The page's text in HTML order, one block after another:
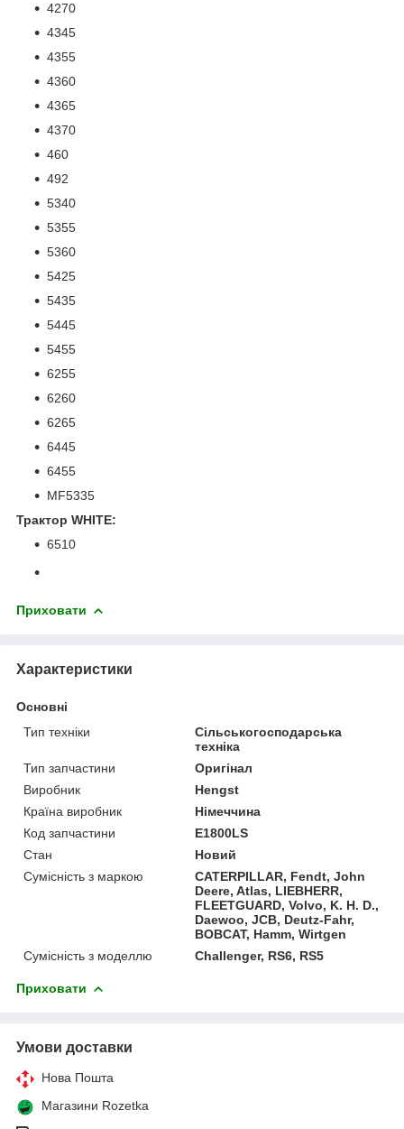
4270
4345
4355
4360
4365
4370
460
492
5340
5355
5360
5425
5435
5445
5455
6255
6260
6265
6445
6455
MF5335
Трактор WHITE:
6510
Приховати
Характеристики
Основні
Тип техніки
Сільськогосподарська
техніка
Тип запчастини
Оригінал
Виробник
Hengst
Країна виробник
Німеччина
Код запчастини
E1800LS
Стан
Новий
Сумісність з маркою
CATERPILLAR, Fendt, John
Deere, Atlas, LIEBHERR,
FLEETGUARD, Volvo, K. H. D.,
Daewoo, JCB, Deutz-Fahr,
BOBCAT, Hamm, Wirtgen
Сумісність з моделлю
Challenger, RS6, RS5
Приховати
Умови доставки
Нова Пошта
Магазини Rozetka